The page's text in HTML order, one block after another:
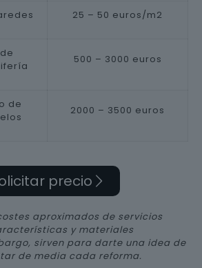
25 – 50 euros/m2
500 – 3000 euros
de
2000 – 3500 euros
precio
aproximados de servicios
y materiales
sirven para darte una idea de
de media cada reforma.